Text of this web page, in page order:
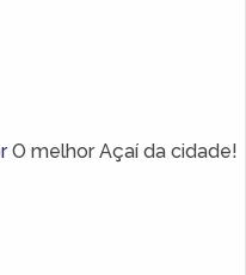
O melhor Açaí da cidade!